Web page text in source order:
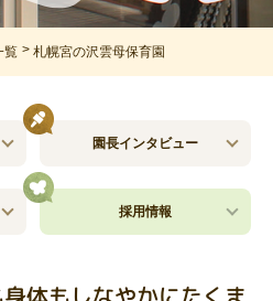
覧 札幌宮の沢雲母保育園
園長インタビュー
採用情報